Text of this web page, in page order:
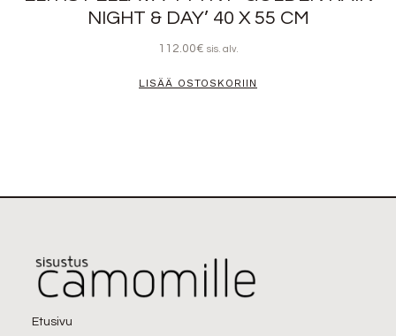
NIGHT & DAY’ 40 X 55 CM
112.00€ sis. alv.
LISÄÄ OSTOSKORIIN
Etusivu